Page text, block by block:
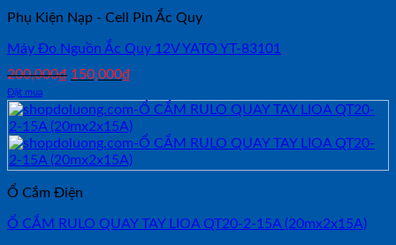
Phụ Kiện Nạp - Cell Pin Ắc Quy
Máy Đo Nguồn Ắc Quy 12V YATO YT-83101
200,000₫ Giá
là:
200,000₫.
150,000₫
tại
là:
150,000₫.
Đặt mua
Ổ Cắm Điện
Ổ CẮM RULO QUAY TAY LIOA QT20-2-15A (20mx2x15A)